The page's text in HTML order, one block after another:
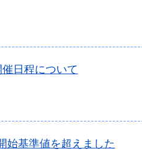
日程について
始基準値を超えました